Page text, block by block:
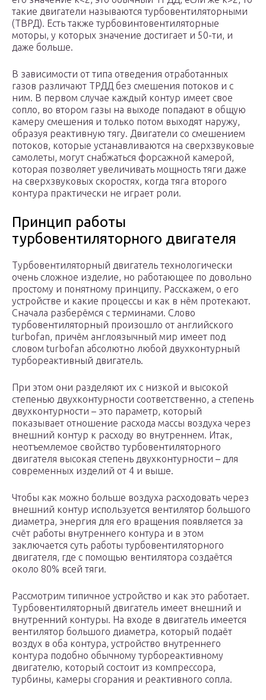
такие двигатели называются турбовентиляторными
(ТВРД). Есть также турбовинтовентиляторные
моторы, у которых значение достигает и 50-ти, и
даже больше.
В зависимости от типа отведения отработанных
газов различают ТРДД без смешения потоков и с
ним. В первом случае каждый контур имеет свое
сопло, во втором газы на выходе попадают в общую
камеру смешения и только потом выходят наружу,
образуя реактивную тягу. Двигатели со смешением
потоков, которые устанавливаются на сверхзвуковые
самолеты, могут снабжаться форсажной камерой,
которая позволяет увеличивать мощность тяги даже
на сверхзвуковых скоростях, когда тяга второго
контура практически не играет роли.
Принцип работы
турбовентиляторного двигателя
Турбовентиляторный двигатель технологически
очень сложное изделие, но работающее по довольно
простому и понятному принципу. Расскажем, о его
устройстве и какие процессы и как в нём протекают.
Сначала разберёмся с терминами. Слово
турбовентиляторный произошло от английского
turbofan, причём англоязычный мир имеет под
словом turbofan абсолютно любой двухконтурный
турбореактивный двигатель.
При этом они разделяют их с низкой и высокой
степенью двухконтурности соответственно, а степень
двухконтурности – это параметр, который
показывает отношение расхода массы воздуха через
внешний контур к расходу во внутреннем. Итак,
неотъемлемое свойство турбовентиляторного
двигателя высокая степень двухконтурности – для
современных изделий от 4 и выше.
Чтобы как можно больше воздуха расходовать через
внешний контур используется вентилятор большого
диаметра, энергия для его вращения появляется за
счёт работы внутреннего контура и в этом
заключается суть работы турбовентиляторного
двигателя, где с помощью вентилятора создаётся
около 80% всей тяги.
Рассмотрим типичное устройство и как это работает.
Турбовентиляторный двигатель имеет внешний и
внутренний контуры. На входе в двигатель имеется
вентилятор большого диаметра, который подаёт
воздух в оба контура, устройство внутреннего
контура подобно обычному турбореактивному
двигателю, который состоит из компрессора,
турбины, камеры сгорания и реактивного сопла.